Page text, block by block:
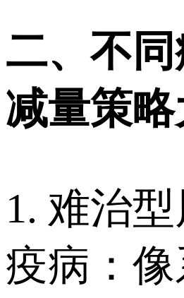
二、不同
减量策略
1. 难治
疫病：